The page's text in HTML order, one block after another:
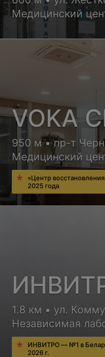
Медицинский
VOKA
950 м • пр-т
Медицинский
«Центр
2025 года
1.8 км • ул.
Независимая
ИНВИТРО — №1 в
2026 г.